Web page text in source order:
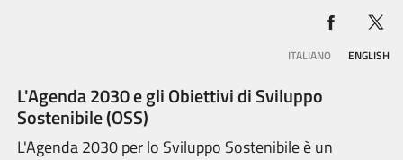
ITALIANO ENGLISH
L'Agenda 2030 e gli Obiettivi di Sviluppo
Sostenibile (OSS)
L'Agenda 2030 per lo Sviluppo Sostenibile è un